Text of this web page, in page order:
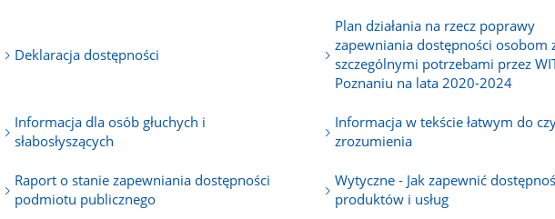
Deklaracja dostępności
Plan działania na rzecz poprawy
zapewniania dostępności osobom
szczególnymi potrzebami przez
Poznaniu na lata 2020-2024
Informacja dla osób głuchych i
słabosłyszących
Informacja w tekście łatwym do
zrozumienia
Raport o stanie zapewniania dostępności
podmiotu publicznego
Wytyczne - Jak zapewnić
produktów i usług